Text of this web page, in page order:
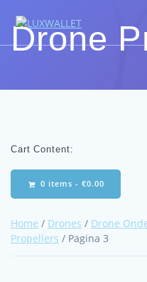
content
Drone
Cart Content:
0 items - €0.00
Home / Drones / Drone
Propellers / Pagina 3